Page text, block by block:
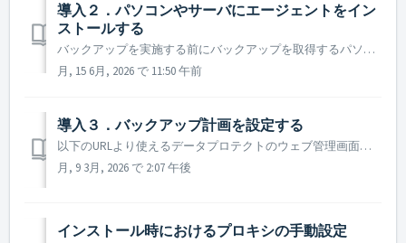
導入２．パソコンやサーバにエージェントをイン
ストールする
バックアップを実施する前にバックアップを取得するパソコンやサーバに、 エージェント（バックアップソフト）をインストールする必要があります。 ■事前確認 バックアップクライアントは、TCP ポートを使用してバックアップ管理サーバおよびバックアップストレージと通信します。インストールする前に...
月, 15 6月, 2026 で 11:50 午前
導入３．バックアップ計画を設定する
以下のURLより使えるデータプロテクトのウェブ管理画面に、バックアップユーザーのログイン情報でログインします。 https://baas.tsukaeru.net/ ウェブ管理画面にログインすると、以下のような画面が表示されます。デバイスが複数ある場合は、バックアップを取りたいデバイスを選択します。 ...
月, 9 3月, 2026 で 2:07 午後
インストール時におけるプロキシの手動設定